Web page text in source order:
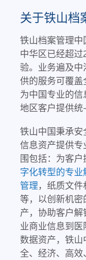
关于铁山档
铁山档案管理
中华区已经超
验。业务遍及
供的服务可覆
为中国专业的
地区客户提供统
铁山中国秉承
信息资产提供
围包括：为客户
字化转型的专业
管理，纸质文件
等，以创新机
产，协助客户
业商业信息到
数据资产，铁
全、经济、高